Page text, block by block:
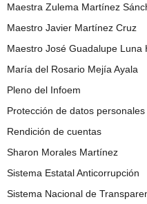
Maestra Zulema Martínez
Maestro Javier Martínez Cruz
Maestro José Guadalupe Luna
María del Rosario Mejía Ayala
Pleno del Infoem
Protección de datos personales
Rendición de cuentas
Sharon Morales Martínez
Sistema Estatal Anticorrupción
Sistema Nacional de